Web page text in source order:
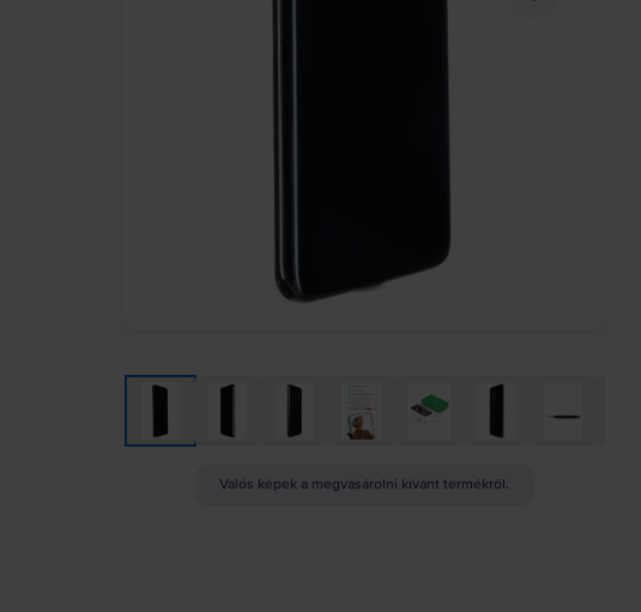
Valós képek a megvásárolni kívánt termékről.